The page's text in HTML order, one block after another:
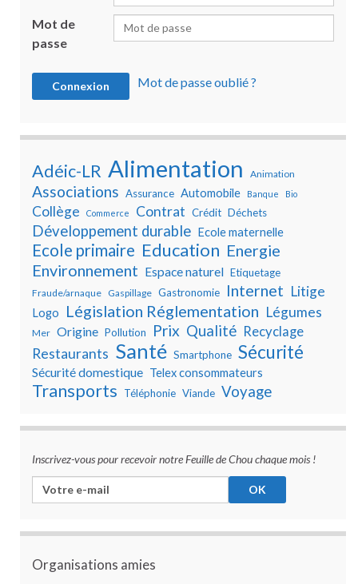
Mot de
passe
Mot de passe oublié ?
Adéic-LR Alimentation Animation
Associations Assurance Automobile Banque Bio
Collège Commerce Contrat Crédit Déchets
Développement durable Ecole maternelle
Ecole primaire Education Energie
Environnement Espace naturel Etiquetage
Fraude/arnaque Gaspillage Gastronomie Internet Litige
Logo Législation Réglementation Légumes
Mer Origine Pollution Prix Qualité Recyclage
Restaurants Santé Smartphone Sécurité
Sécurité domestique Telex consommateurs
Transports Téléphonie Viande Voyage
Inscrivez-vous pour recevoir notre Feuille de Chou chaque mois !
Organisations amies